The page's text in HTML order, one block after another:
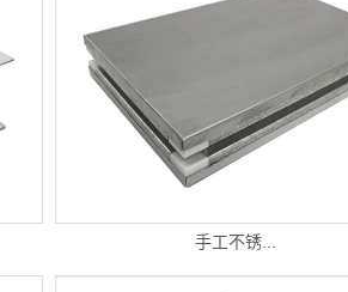
手工不锈...